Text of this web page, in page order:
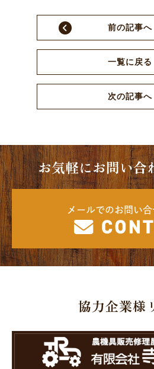
前の記事へ
一覧に戻る
次の記事へ
お気軽にお問い合
メールでのお問い
協力企業様